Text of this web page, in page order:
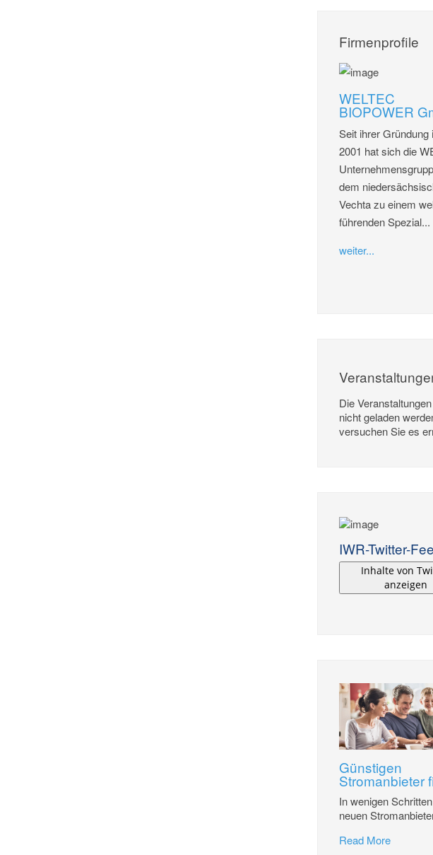
Firmenprofile
WELTEC
BIOPOWER
Seit ihrer Gründung
2001 hat sich die
dem
Vechta zu einem
führenden Spezial...
weiter...
Die
nicht geladen
versuchen Sie es
IWR-Twitter-
Inhalte von
anzeigen
Günstigen
Stromanbieter
In wenigen
neuen
Read More